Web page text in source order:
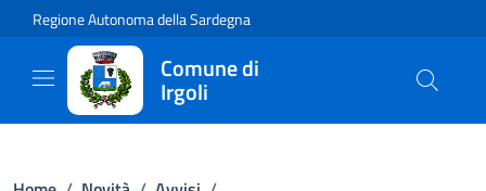
Regione Autonoma della Sardegna
Comune di
Irgoli